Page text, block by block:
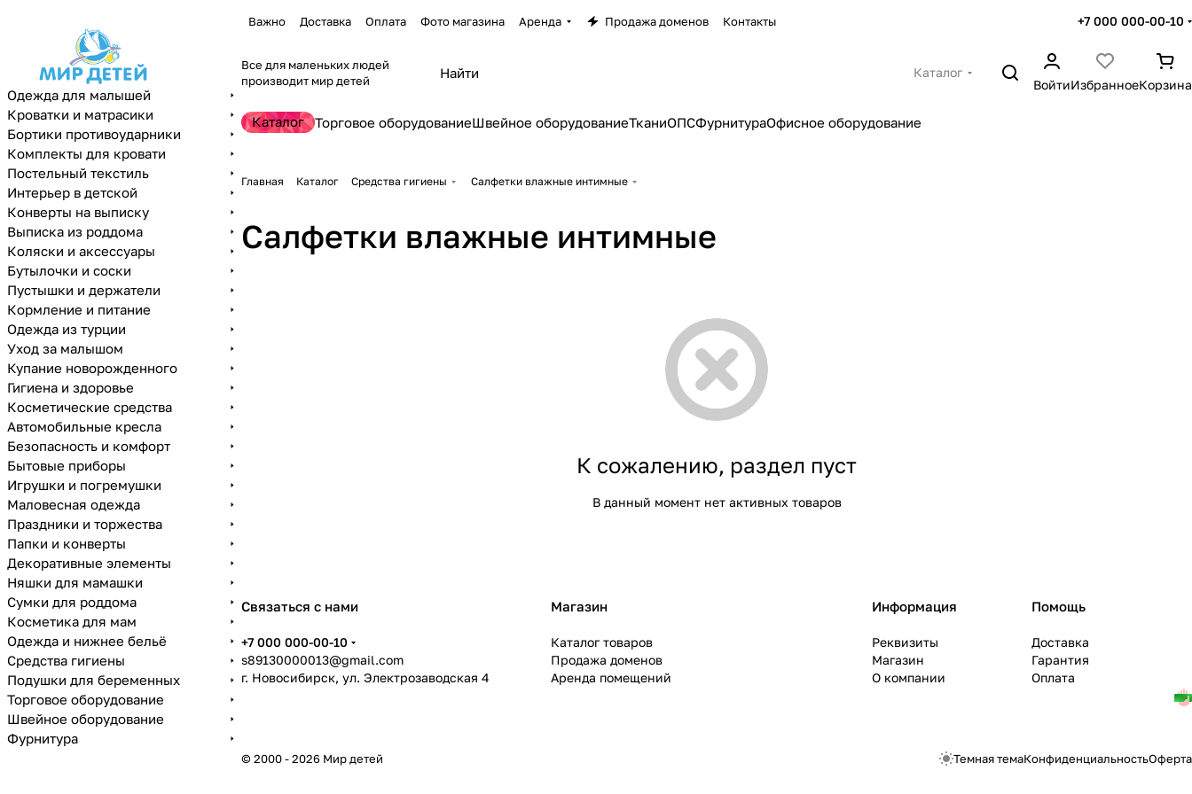
Важно Доставка Оплата Фото магазина Аренда Продажа доменов Контакты +7 000 000-00-10
Все для маленьких людей
производит мир детей
Каталог
ВойтиИзбранноеКорзина
Каталог Торговое оборудованиеШвейное оборудованиеТканиОПСФурнитураОфисное оборудование
Главная Каталог Средства гигиены Салфетки влажные интимные
Салфетки влажные интимные
К сожалению, раздел пуст
В данный момент нет активных товаров
Связаться с нами
+7 000 000-00-10
s89130000013@gmail.com
г. Новосибирск, ул. Электрозаводская 4
Магазин
Каталог товаров
Продажа доменов
Аренда помещений
Информация
Реквизиты
Магазин
О компании
Помощь
Доставка
Гарантия
Оплата
© 2000 - 2026 Мир детей Темная темаКонфиденциальностьОферта
Одежда для малышей
Кроватки и матрасики
Бортики противоударники
Комплекты для кровати
Постельный текстиль
Интерьер в детской
Конверты на выписку
Выписка из роддома
Коляски и аксессуары
Бутылочки и соски
Пустышки и держатели
Кормление и питание
Одежда из турции
Уход за малышом
Купание новорожденного
Гигиена и здоровье
Косметические средства
Автомобильные кресла
Безопасность и комфорт
Бытовые приборы
Игрушки и погремушки
Маловесная одежда
Праздники и торжества
Папки и конверты
Декоративные элементы
Няшки для мамашки
Сумки для роддома
Косметика для мам
Одежда и нижнее бельё
Средства гигиены
Подушки для беременных
Торговое оборудование
Швейное оборудование
Фурнитура